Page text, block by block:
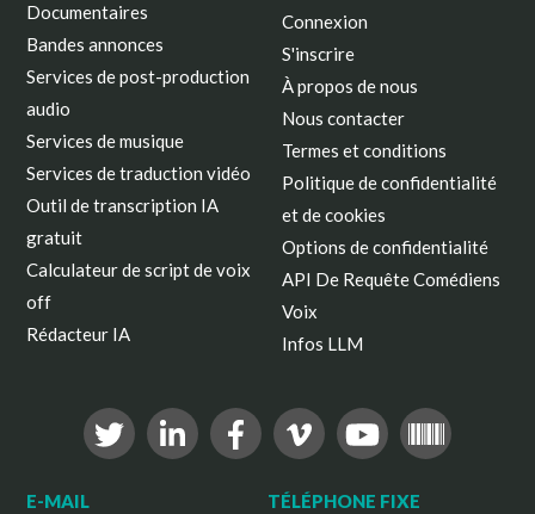
Documentaires
Bandes annonces
Services de post-production
audio
Services de musique
Services de traduction vidéo
Outil de transcription IA
gratuit
Calculateur de script de voix
off
Rédacteur IA
Connexion
S'inscrire
À propos de nous
Nous contacter
Termes et conditions
Politique de confidentialité
et de cookies
Options de confidentialité
API De Requête Comédiens
Voix
Infos LLM
E-MAIL
TÉLÉPHONE FIXE